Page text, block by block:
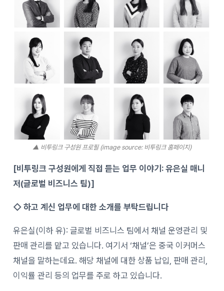
▲ 비투링크 구성원 프로필 (image source: 비투링크 홈페이지)
[비투링크 구성원에게 직접 듣는 업무 이야기: 유은실 매니
저(글로벌 비즈니스 팀)]
◇하고 계신 업무에 대한 소개를 부탁드립니다
유은실(이하 유): 글로벌 비즈니스 팀에서 채널 운영관리 및
판매 관리를 맡고 있습니다. 여기서 ‘채널’은 중국 이커머스
채널을 말하는데요. 해당 채널에 대한 상품 납입, 판매 관리,
이익률 관리 등의 업무를 주로 하고 있습니다.